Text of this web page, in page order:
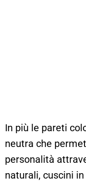
In più le pareti
neutra che
personalità
naturali, cuscini